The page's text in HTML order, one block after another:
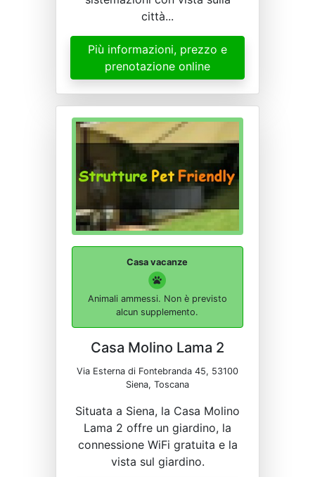
città...
Più informazioni, prezzo e
prenotazione online
Casa vacanze
Animali ammessi. Non è previsto
alcun supplemento.
Casa Molino Lama 2
Via Esterna di Fontebranda 45, 53100
Siena, Toscana
Situata a Siena, la Casa Molino
Lama 2 offre un giardino, la
connessione WiFi gratuita e la
vista sul giardino.